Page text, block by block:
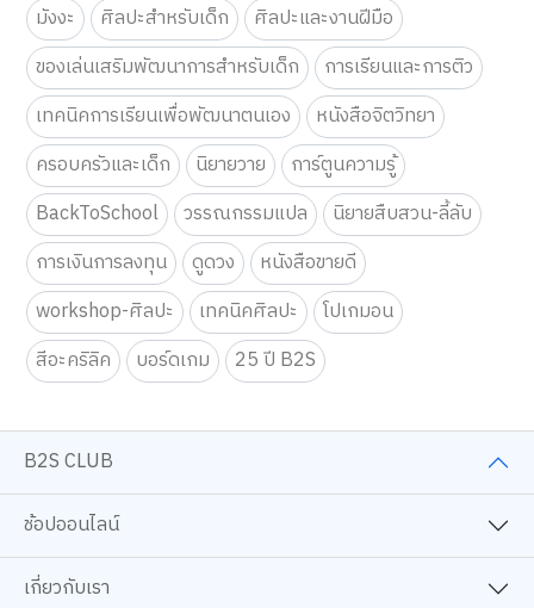
มังงะ
ศิลปะสำหรับเด็ก
ศิลปะและงานฝีมือ
ของเล่นเสริมพัฒนาการสำหรับเด็ก
การเรียนและการติว
เทคนิคการเรียนเพื่อพัฒนาตนเอง
หนังสือจิตวิทยา
ครอบครัวและเด็ก
นิยายวาย
การ์ตูนความรู้
BackToSchool
วรรณกรรมแปล
นิยายสืบสวน-ลี้ลับ
การเงินการลงทุน
ดูดวง
หนังสือขายดี
workshop-ศิลปะ
เทคนิคศิลปะ
โปเกมอน
สีอะคริลิค
บอร์ดเกม 25 ปี B2S
B2S CLUB
ช้อปออนไลน์
เกี่ยวกับเรา